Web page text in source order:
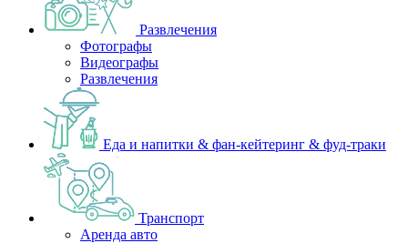
Развлечения
Фотографы
Видеографы
Развлечения
Еда и напитки & фан-кейтеринг & фуд-траки
Транспорт
Аренда авто